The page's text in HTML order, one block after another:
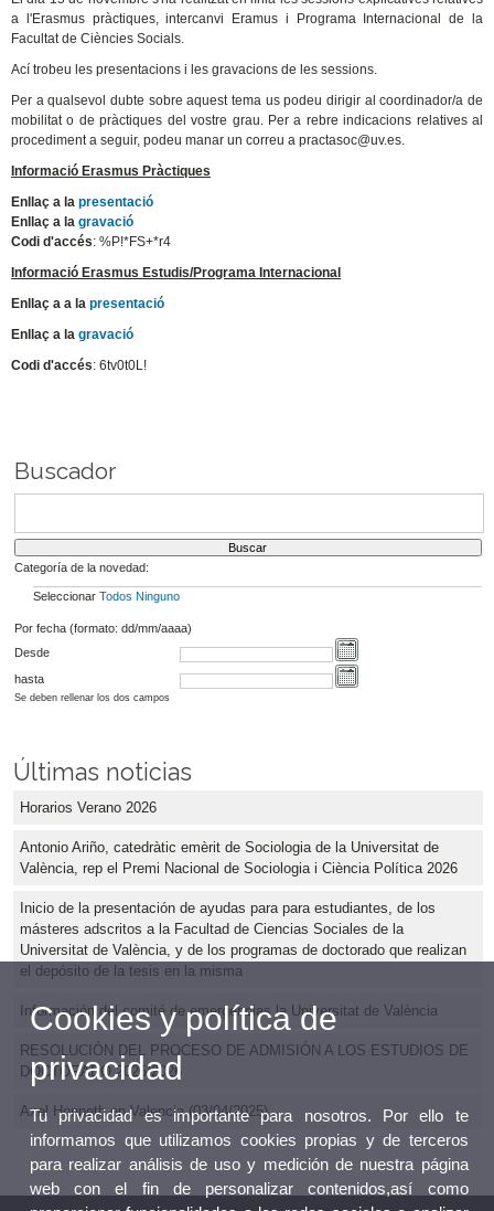
a l'Erasmus pràctiques, intercanvi Eramus i Programa Internacional de la
Facultat de Ciències Socials.
Ací trobeu les presentacions i les gravacions de les sessions.
Per a qualsevol dubte sobre aquest tema us podeu dirigir al coordinador/a de
mobilitat o de pràctiques del vostre grau. Per a rebre indicacions relatives al
procediment a seguir, podeu manar un correu a practasoc@uv.es.
Informació Erasmus Pràctiques
Enllaç a lapresentació
Enllaç a lagravació
Codi d'accés: %P!*FS+*r4
Informació Erasmus Estudis/Programa Internacional
Enllaç a a lapresentació
Enllaç a lagravació
Codi d'accés: 6tv0t0L!
Buscador
Categoría de la novedad:
Seleccionar Todos Ninguno
Por fecha (formato: dd/mm/aaaa)
Desde
hasta
Se deben rellenar los dos campos
Últimas noticias
Horarios Verano 2026
Antonio Ariño, catedràtic emèrit de Sociologia de la Universitat de
València, rep el Premi Nacional de Sociologia i Ciència Política 2026
Inicio de la presentación de ayudas para para estudiantes, de los
másteres adscritos a la Facultad de Ciencias Sociales de la
Universitat de València, y de los programas de doctorado que realizan
el depósito de la tesis en la misma
Información del comité de emergencias la Universitat de València
RESOLUCIÓN DEL PROCESO DE ADMISIÓN A LOS ESTUDIOS DE
DOCTORADO 2025/2026
Axel Honneth en Valencia (03/04/2025)
Cookies y política de
privacidad
Tu privacidad es importante para nosotros. Por ello te
informamos que utilizamos cookies propias y de terceros
para realizar análisis de uso y medición de nuestra página
web con el fin de personalizar contenidos,así como